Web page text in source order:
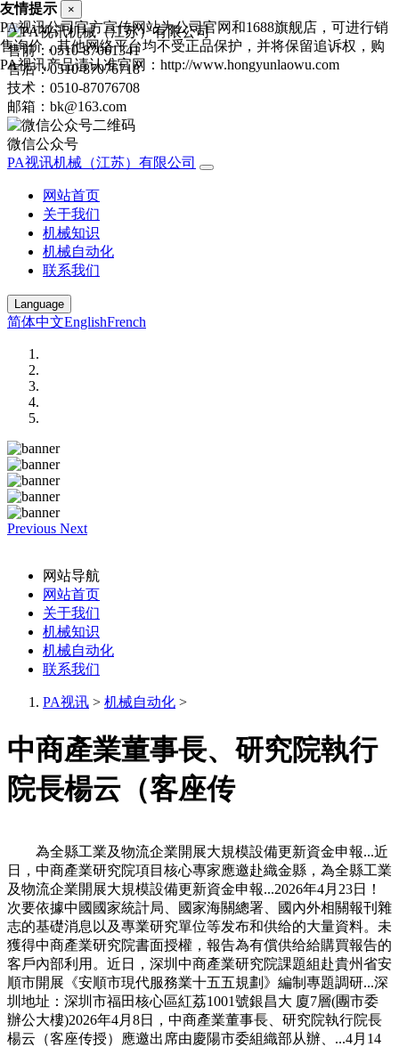
售前：0510-87061341
售后：0510-87076718
技术：0510-87076708
邮箱：bk@163.com
微信公众号
PA视讯机械（江苏）有限公司
网站首页
关于我们
机械知识
机械自动化
联系我们
Language
简体中文EnglishFrench
Previous Next
网站导航
网站首页
关于我们
机械知识
机械自动化
联系我们
PA视讯 > 机械自动化 >
中商產業董事長、研究院執行
院長楊云（客座传
為全縣工業及物流企業開展大規模設備更新資金申報...近
日，中商產業研究院項目核心專家應邀赴織金縣，為全縣工業
及物流企業開展大規模設備更新資金申報...2026年4月23日！
次要依據中國國家統計局、國家海關總署、國內外相關報刊雜
志的基礎消息以及專業研究單位等发布和供给的大量資料。未
獲得中商產業研究院書面授權，報告為有償供给給購買報告的
客戶內部利用。近日，深圳中商產業研究院課題組赴貴州省安
順市開展《安順市現代服務業十五五規劃》編制專題調研...深
圳地址：深圳市福田核心區紅荔1001號銀昌大 廈7層(團市委
辦公大樓)2026年4月8日，中商產業董事長、研究院執行院長
楊云（客座传授）應邀出席由慶陽市委組織部从辦、...4月14
友情提示 ×
PA视讯公司官方宣传网站为公司官网和1688旗舰店，可进行销
售询价，其他网络平台均不受正品保护，并将保留追诉权，购
PA视讯产品请认准官网：http://www.hongyunlaowu.com